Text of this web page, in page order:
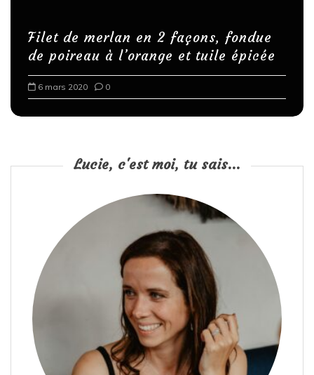
Filet de merlan en 2 façons, fondue
de poireau à l’orange et tuile épicée
6 mars 2020 0
Lucie, c'est moi, tu sais...